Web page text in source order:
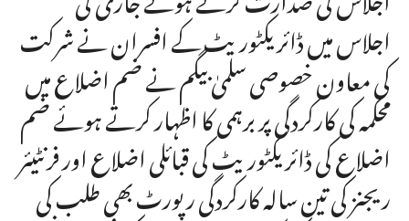
اجلاس میں ڈائریکٹوریٹ کے افسران نے شرکت
کی معاون خصوصی سلمیٰ بیگم نے ضم اضلاع میں
محکمہ کی کارکردگی پر برہمی کا اظہار کرتے ہوئے ضم
اضلاع کی ڈائریکٹوریٹ کی قبائلی اضلاع اور فرنٹیئر
ریجنز کی تین سالہ کارکردگی رپورٹ بھی طلب کی